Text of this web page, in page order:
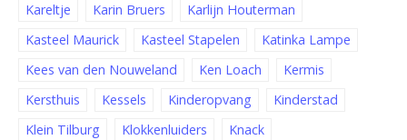
Kareltje
Karin Bruers
Karlijn Houterman
Kasteel Maurick
Kasteel Stapelen
Katinka Lampe
Kees van den Nouweland
Ken Loach
Kermis
Kersthuis
Kessels Kinderopvang
Kinderstad
Klein Tilburg
Klokkenluiders
Knack